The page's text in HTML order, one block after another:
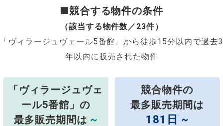
■競合する物件の条件
（該当する物件数／23件）
「ヴィラージュヴェール5番館」から徒歩15分以内で過去3
年以内に販売された物件
「ヴィラージュヴェ
ール5番館」の
最多販売期間は ~
競合物件の
最多販売期間は
181日 ~